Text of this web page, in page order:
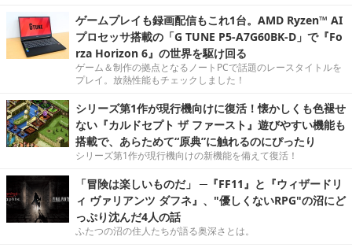
ゲームプレイも録画配信もこれ1台。AMD Ryzen™ AI
プロセッサ搭載の「G TUNE P5-A7G60BK-D」で『Fo
rza Horizon 6』の世界を駆け回る
ゲーム＆制作の拠点となるノートPCで話題のレースタイトルを
プレイ。放熱性能もチェックしました！
シリーズ第1作が現行機向けに復活！懐かしくも色褪せ
ない『カルドセプト ザ ファースト』遊びやすい機能も
搭載で、あらためて“原典”に触れるのにぴったり
シリーズ第1作が現行機向けの新機能を備えて復活！
「冒険は楽しいものだ」 ─『FF11』と『ウィザードリ
ィ ヴァリアンツ ダフネ』、"優しくないRPG"の沼にど
っぷり沈んだ4人の話
ふたつの沼の住人たちが語る奥深さとは。